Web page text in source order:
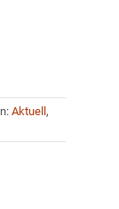
Aktuell ,